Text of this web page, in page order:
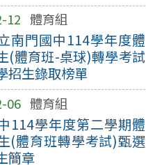
12 體育組
南門國中114學年度體
(體育班-桌球)轉學考試
招生錄取榜單
06 體育組
114學年度第二學期體
(體育班轉學考試)甄選
簡章